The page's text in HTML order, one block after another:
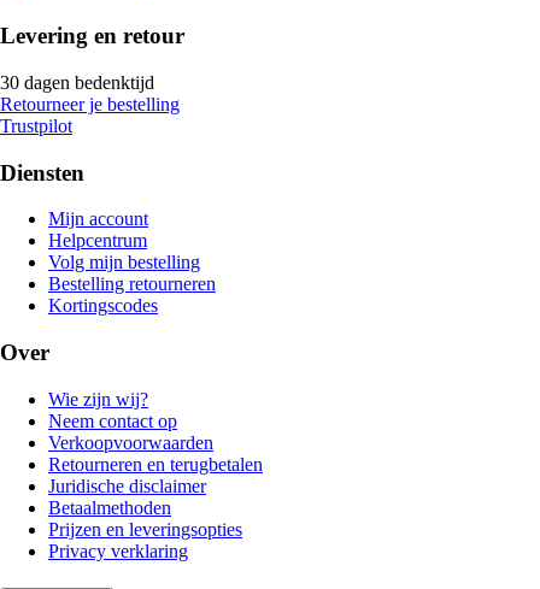
Levering en retour
30 dagen bedenktijd
Retourneer je bestelling
Trustpilot
Diensten
Mijn account
Helpcentrum
Volg mijn bestelling
Bestelling retourneren
Kortingscodes
Over
Wie zijn wij?
Neem contact op
Verkoopvoorwaarden
Retourneren en terugbetalen
Juridische disclaimer
Betaalmethoden
Prijzen en leveringsopties
Privacy verklaring